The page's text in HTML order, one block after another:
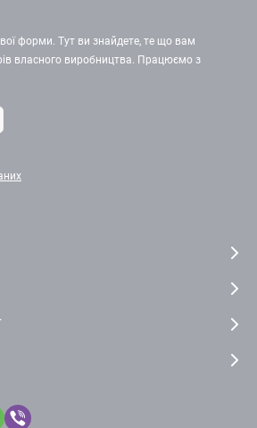
форми. Тут ви знайдете, те що вам
власного виробництва. Працюємо з